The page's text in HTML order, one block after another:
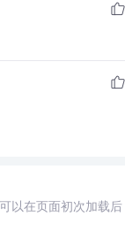
以在页面初次加载后